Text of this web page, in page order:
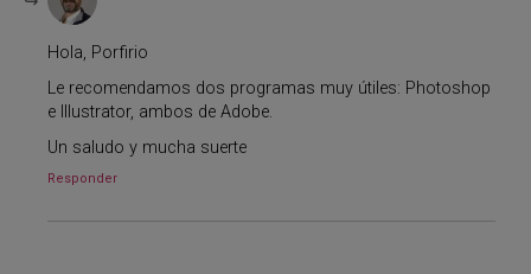
Hola, Porfirio
Le recomendamos dos programas muy útiles: Photoshop
e Illustrator, ambos de Adobe.
Un saludo y mucha suerte
Responder